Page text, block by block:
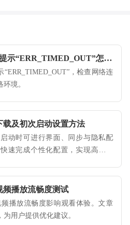
Google浏览器下载失败提示“ERR_TIMED_OUT”怎么办
“ERR_TIMED_OUT”，检查网络连
境。
载及初次启动设置方法
启动时可进行界面、同步与隐私配
速完成个性化配置，实现高效上
频播放流畅度测试
频播放流畅度影响观看体验。文章
用户提供优化建议。